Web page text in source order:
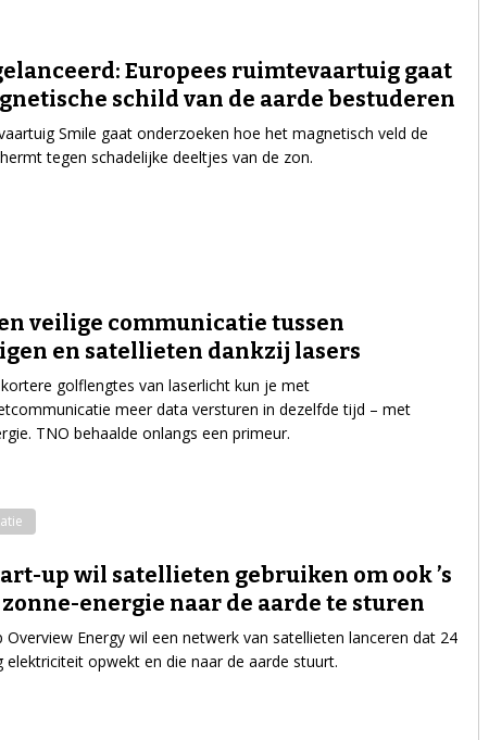
Europees ruimtevaartuig gaat
schild van de aarde bestuderen
Smile gaat onderzoeken hoe het magnetisch veld de
tegen schadelijke deeltjes van de zon.
veilige communicatie tussen
en satellieten dankzij lasers
golflengtes van laserlicht kun je met
meer data versturen in dezelfde tijd – met
TNO behaalde onlangs een primeur.
up wil satellieten gebruiken om ook ’s
energie naar de aarde te sturen
Overview Energy wil een netwerk van satellieten lanceren dat 24
elektriciteit opwekt en die naar de aarde stuurt.